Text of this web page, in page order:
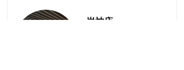
岩神店